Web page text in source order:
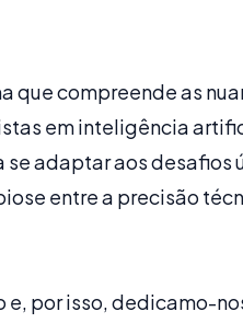
que compreende as
em inteligência
adaptar aos desafios
entre a precisão
por isso, dedicamo-